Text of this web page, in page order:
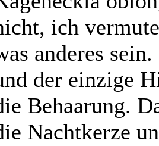
ich
anderes
der einzige
Behaarung.
Nachtkerze